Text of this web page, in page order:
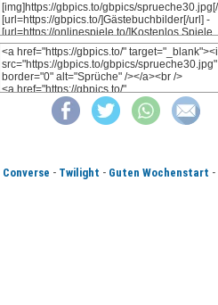
Converse - Twilight - Guten Wochenstart -